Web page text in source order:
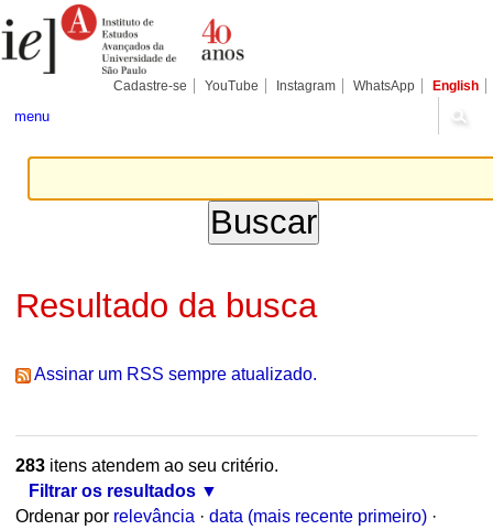
para
conteúdo.
Pessoais
Cadastre-se YouTube Instagram WhatsApp English
menu
Resultado da busca
Assinar um RSS sempre atualizado.
283itens atendem ao seu critério.
Filtrar os resultados
Ordenar por relevância · data (mais recente primeiro) ·